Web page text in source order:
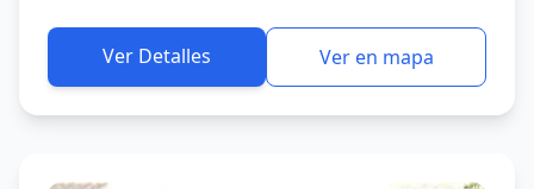
Ver Detalles Ver en mapa